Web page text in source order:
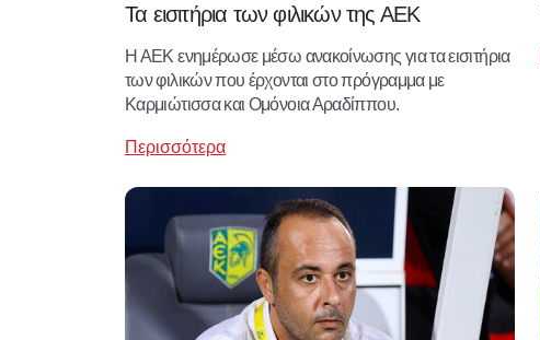
Τα εισιτήρια των φιλικών της ΑΕΚ
Η ΑΕΚ ενημέρωσε μέσω ανακοίνωσης για τα εισιτήρια
των φιλικών που έρχονται στο πρόγραμμα με
Καρμιώτισσα και Ομόνοια Αραδίππου.
Περισσότερα